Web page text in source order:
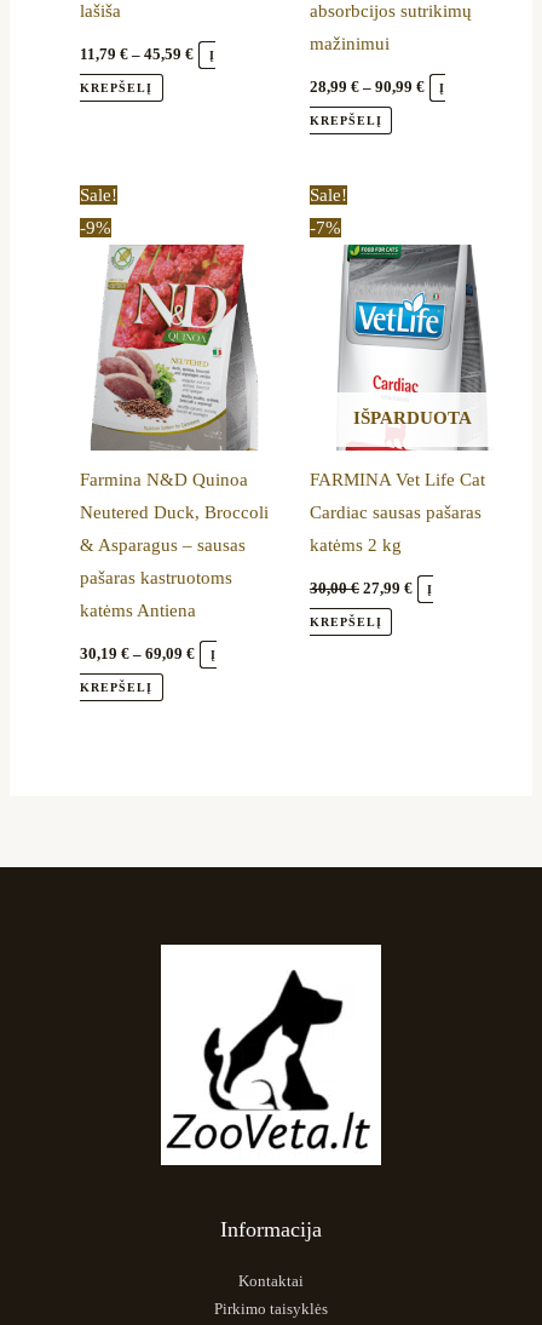
lašiša
11,79€ – 45,59€ Į
KREPŠELĮ
page
absorbcijos sutrikimų
mažinimui
28,99 € – 90,99 € Į
KREPŠELĮ
product
Sale!
-9%
Farmina N&D Quinoa
Neutered Duck, Broccoli
& Asparagus – sausas
pašaras kastruotoms
katėms Antiena
30,19€ – 69,09€
through
69,09 €
Į
KREPŠELĮ
has
multiple
variants.
The
options
may
be
chosen
on
the
product
page
Sale!
-7%
IŠPARDUOTA
FARMINA Vet Life Cat
Cardiac sausas pašaras
katėms 2 kg
30,00€
30,00 €.
27,99 €
27,99 €.
Į
KREPŠELĮ
Informacija
Kontaktai
Pirkimo taisyklės